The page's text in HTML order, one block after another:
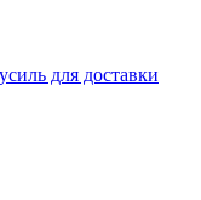
для доставки